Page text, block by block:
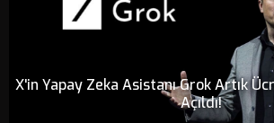
X'in Yapay Zeka Asistanı Grok Artık
Açıldı!